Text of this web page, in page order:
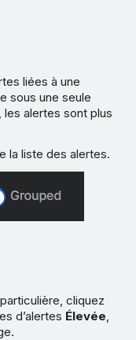
liées à une
sous une seule
alertes sont plus
la liste des alertes.
cliquez
d’alertes Élevée